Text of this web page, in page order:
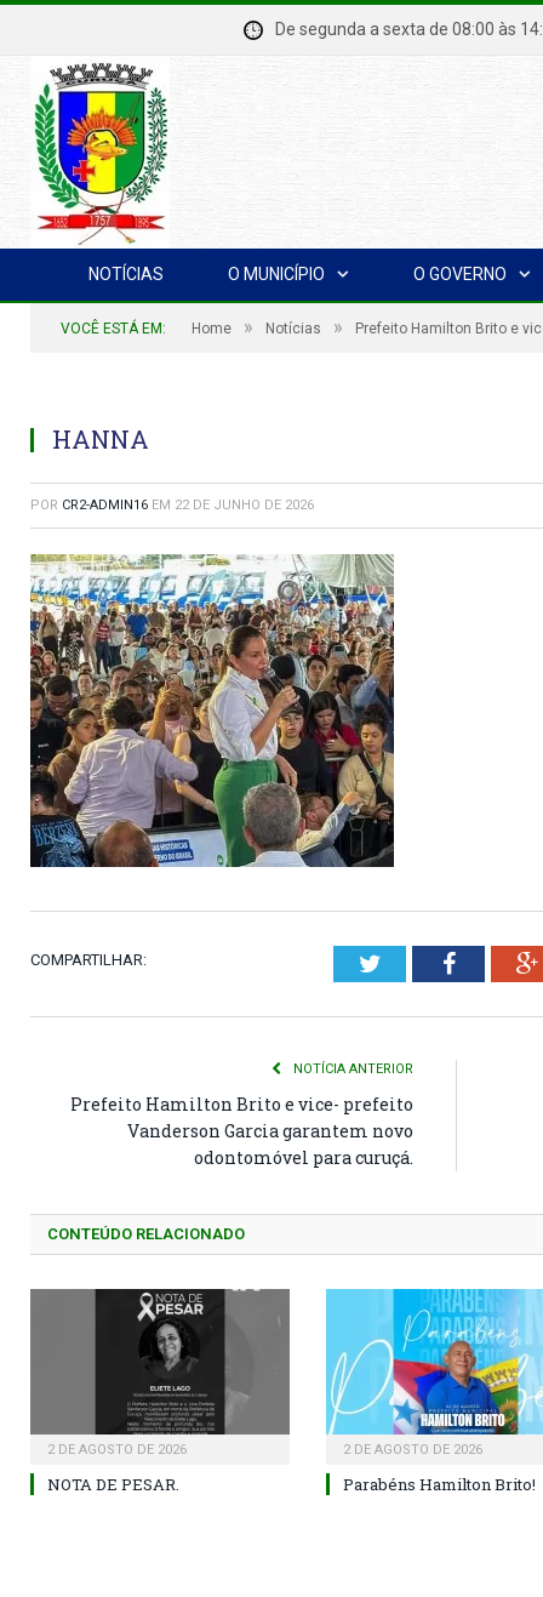
De segunda a sexta de 08:00
NOTÍCIAS O MUNICÍPIO O GOVERNO
VOCÊ ESTÁ EM: Home » Notícias » Prefeito Hamilton Brito e
HANNA
POR CR2-ADMIN16 EM 22 DE JUNHO DE 2026
COMPARTILHAR: Twitter
NOTÍCIA ANTERIOR
Prefeito Hamilton Brito e vice- prefeito
Vanderson Garcia garantem novo
odontomóvel para curuçá.
CONTEÚDO RELACIONADO
2 DE AGOSTO DE 2026
NOTA DE PESAR.
2 DE AGOSTO DE 2026
Parabéns Hamilton Brito!